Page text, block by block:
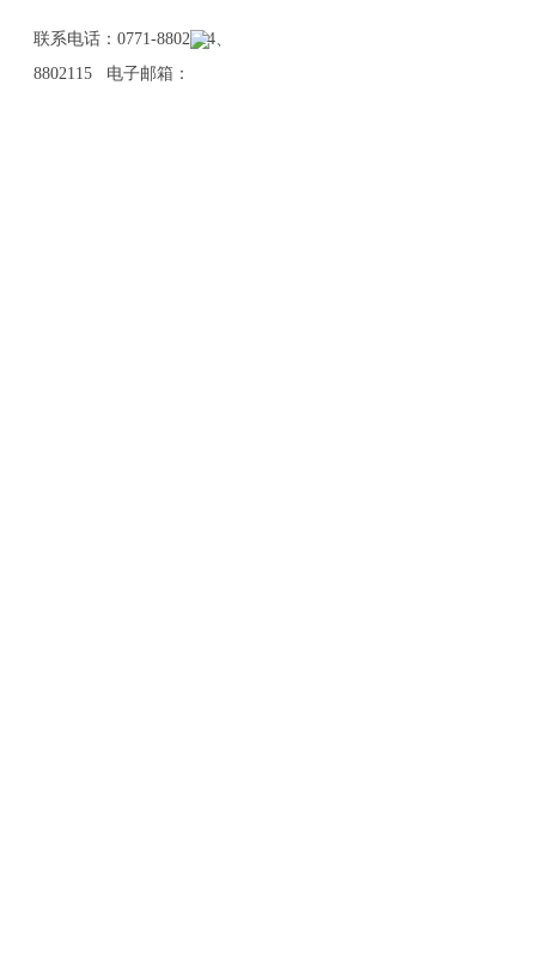
联系电话：0771-8802114、
8802115 电子邮箱：